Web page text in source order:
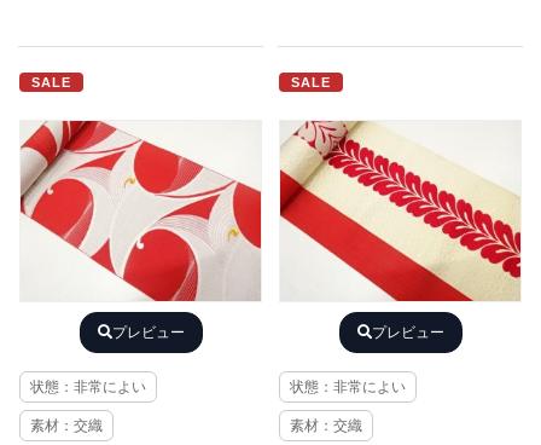
SALE
プレビュー
状態：非常によい
素材：交織
SALE
プレビュー
状態：非常によい
素材：交織